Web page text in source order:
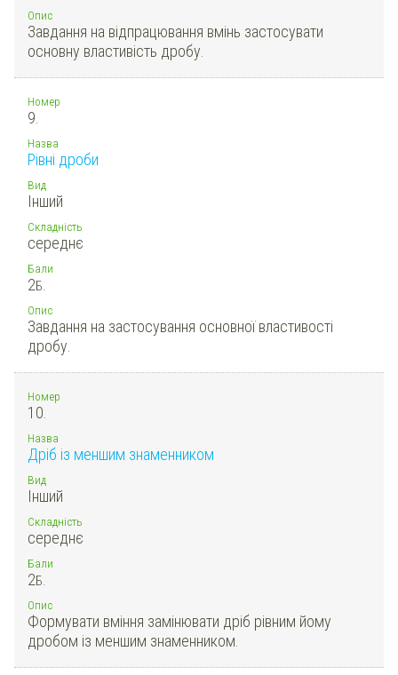
Опис
Завдання на відпрацювання вмінь застосувати
основну властивість дробу.
Номер
9.
Назва
Рівні дроби
Вид
Інший
Складність
середнє
Бали
2Б.
Опис
Завдання на застосування основної властивості
дробу.
Номер
10.
Назва
Дріб із меншим знаменником
Вид
Інший
Складність
середнє
Бали
2Б.
Опис
Формувати вміння замінювати дріб рівним йому
дробом із меншим знаменником.